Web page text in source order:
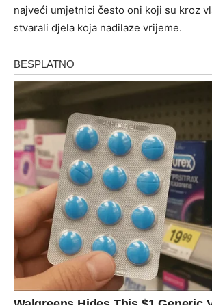
najveći umjetnici često oni koji su kroz
stvarali djela koja nadilaze vrijeme.